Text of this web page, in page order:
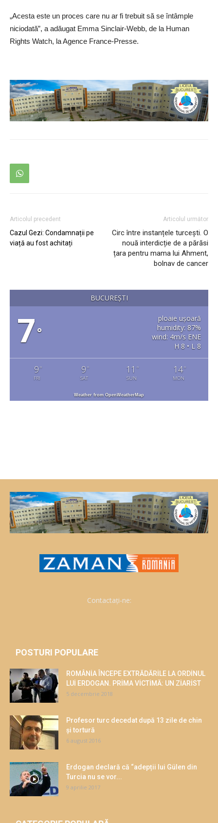
„Acesta este un proces care nu ar fi trebuit să se întâmple
niciodată”, a adăugat Emma Sinclair-Webb, de la Human
Rights Watch, la Agence France-Presse.
Articolul precedent
Cazul Gezi: Condamnații pe
viață au fost achitați
Articolul următor
Circ între instanțele turcești. O
nouă interdicție de a părăsi
țara pentru mama lui Ahment,
bolnav de cancer
BUCUREȘTI
7°
ploaie ușoară
humidity: 87%
wind: 4m/s ENE
H 8 • L 8
9°
FRI
9°
SAT
11 °
SUN
14°
MON
Weather from OpenWeatherMap
Contactați-ne:
POSTURI POPULARE
ROMÂNİA ÎNCEPE EXTRĂDĂRİLE LA ORDİNUL
LUİ ERDOGAN. PRİMA VİCTİMĂ: UN ZİARİST
5 decembrie 2018
Profesor turc decedat după 13 zile de chin
și tortură
6 august 2016
Erdogan declară că “adepții lui Gülen din
Turcia nu se vor...
9 aprilie 2017